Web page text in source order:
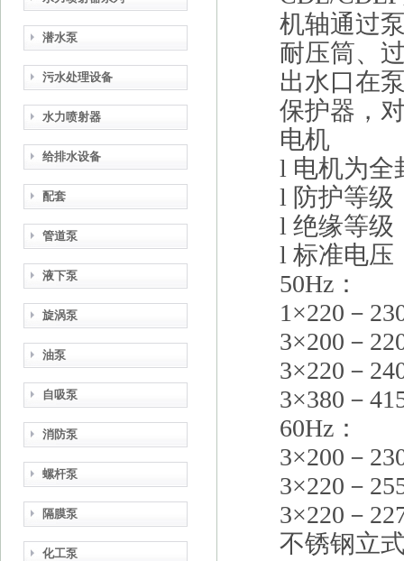
潜水泵
污水处理设备
水力喷射器
给排水设备
配套
管道泵
液下泵
旋涡泵
油泵
自吸泵
消防泵
螺杆泵
隔膜泵
化工泵
机轴通过
耐压筒、
出水口在
保护器，
电机
l 电机为全
l 防护等级
l 绝缘等级
l 标准电压
50Hz ：
1 ×220 －
3×200 －
3×220 －
3×380 －
60Hz ：
3×200 －
3×220 －
3×220 －
不锈钢立